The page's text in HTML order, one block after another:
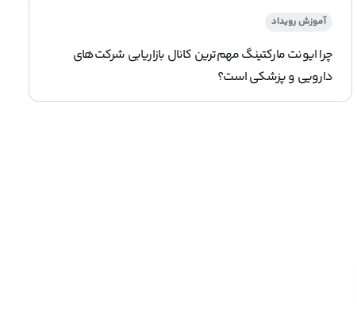
آموزش رویداد
چرا ایونت مارکتینگ مهم‌ترین کانال بازاریابی شرکت‌های
دارویی و پزشکی است؟